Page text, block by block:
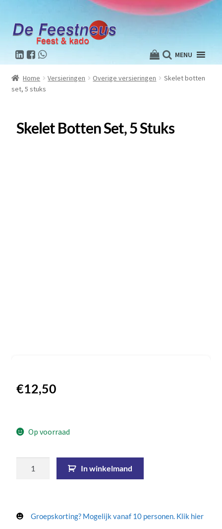
MENU
Home Versieringen Overige versieringen
Skelet botten
set, 5 stuks
Skelet Botten Set, 5 Stuks
€12,50
Op voorraad
In winkelmand
Groepskorting? Mogelijk vanaf 10 personen. Klik hier